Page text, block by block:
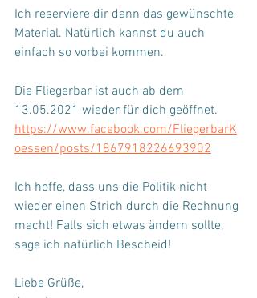
Ich reserviere dir dann das gewünschte
Material. Natürlich kannst du auch
einfach so vorbei kommen.
Die Fliegerbar ist auch ab dem
13.05.2021 wieder für dich geöffnet.
https://www.facebook.com/FliegerbarK
oessen/posts/1867918226693902
Ich hoffe, dass uns die Politik nicht
wieder einen Strich durch die Rechnung
macht! Falls sich etwas ändern sollte,
sage ich natürlich Bescheid!
Liebe Grüße,